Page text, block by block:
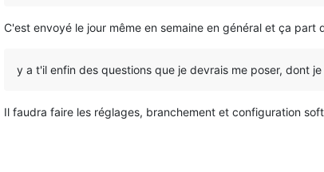
C'est envoyé le jour même en semaine en général et ça part
y a t'il enfin des questions que je devrais me poser, dont
Il faudra faire les réglages, branchement et configuration